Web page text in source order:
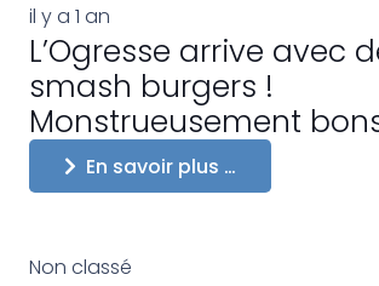
il y a 1 an
L’Ogresse arrive avec
smash burgers !
Monstrueusement
En savoir plus …
Non classé